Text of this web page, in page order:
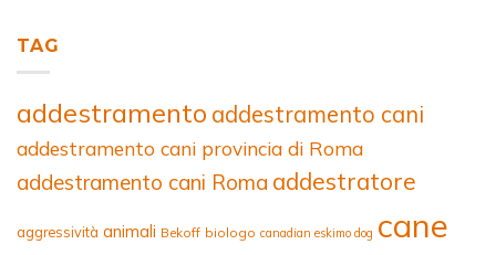
TAG
addestramento addestramento cani
addestramento cani provincia di Roma
addestramento cani Roma addestratore
aggressività animali Bekoff biologo canadian eskimo dog cane